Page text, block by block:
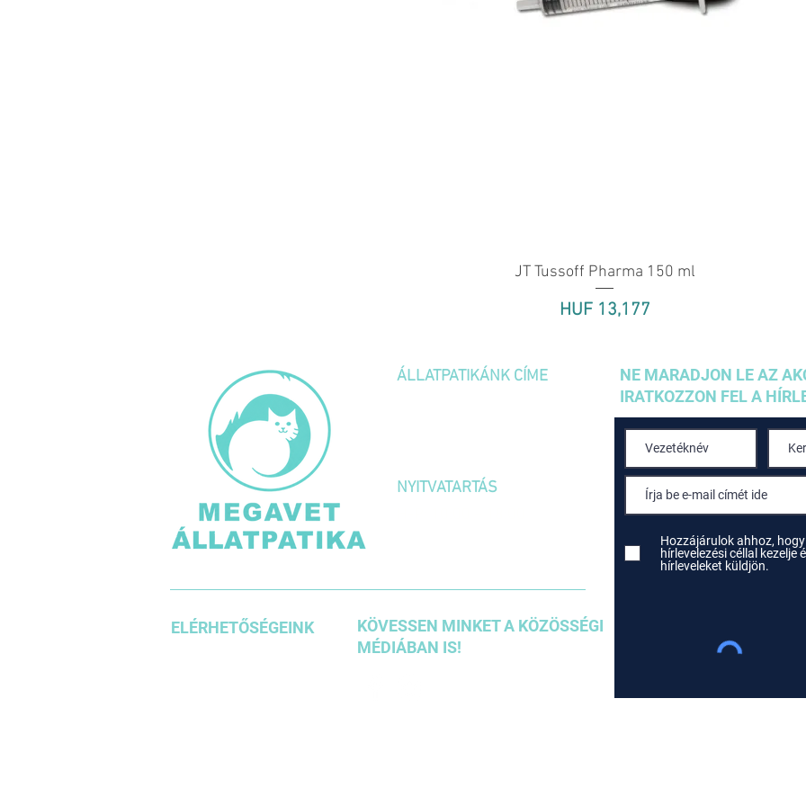
Quick View
JT Tussoff Pharma 150 ml
Price
HUF 13,177
ÁLLATPATIKÁNK CÍME
NYITVATARTÁS
ELÉRHETŐSÉGEINK
KÖVESSEN MINKET A KÖZÖSSÉGI
MÉDIÁBAN IS!
NE MARADJON LE AZ
IRATKOZZON FEL A
Hozzájárulok ahhoz,
hírlevelezési céllal kezelje
hírleveleket küldjön.